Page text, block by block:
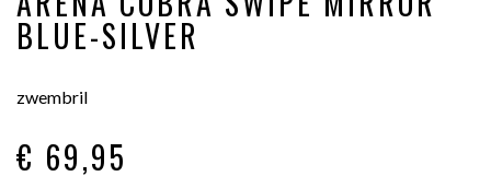
BLUE-SILVER
zwembril
€ 69,95